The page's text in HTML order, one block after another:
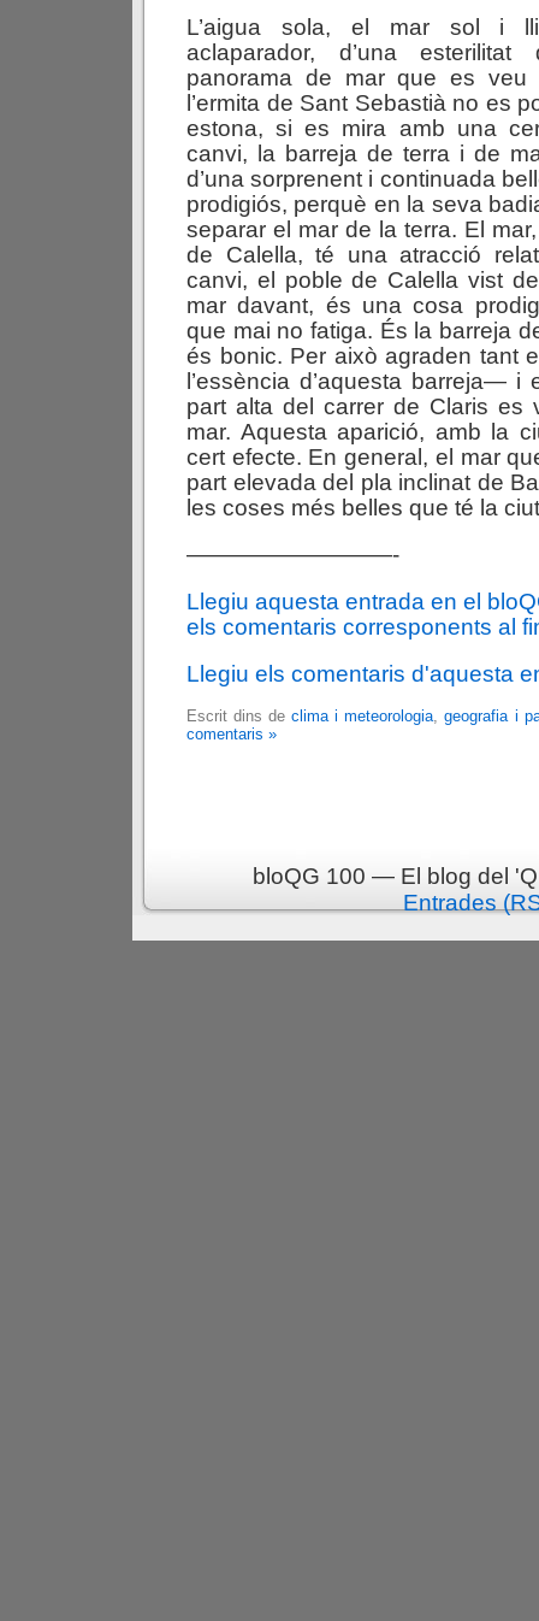
L’aigua sola, el mar sol i
aclaparador, d’una esterilitat
panorama de mar que es
l’ermita de Sant Sebastià no es
estona, si es mira amb una
canvi, la barreja de terra i de
d’una sorprenent i continuada
prodigiós, perquè en la seva
separar el mar de la terra. El
de Calella, té una atracció
canvi, el poble de Calella vist
mar davant, és una cosa
que mai no fatiga. És la barreja
és bonic. Per això agraden tant
l’essència d’aquesta barreja—
part alta del carrer de Claris es
mar. Aquesta aparició, amb la
cert efecte. En general, el mar
part elevada del pla inclinat de
les coses més belles que té la
—————————-
Llegiu aquesta entrada en el
els comentaris corresponents al
Llegiu els comentaris d'aquesta
Escrit dins declima i meteorologia,geografia i
comentaris »
bloQG 100 — El blog del
Entrades